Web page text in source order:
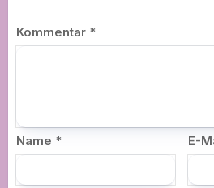
Kommentar *
Name * E-